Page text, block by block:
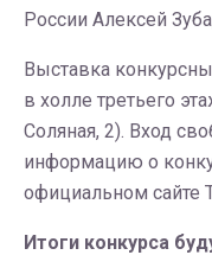
России Алексей
Выставка
в холле третьего
Соляная, 2). Вход
информацию о
официальном сайте
Итоги конкурса